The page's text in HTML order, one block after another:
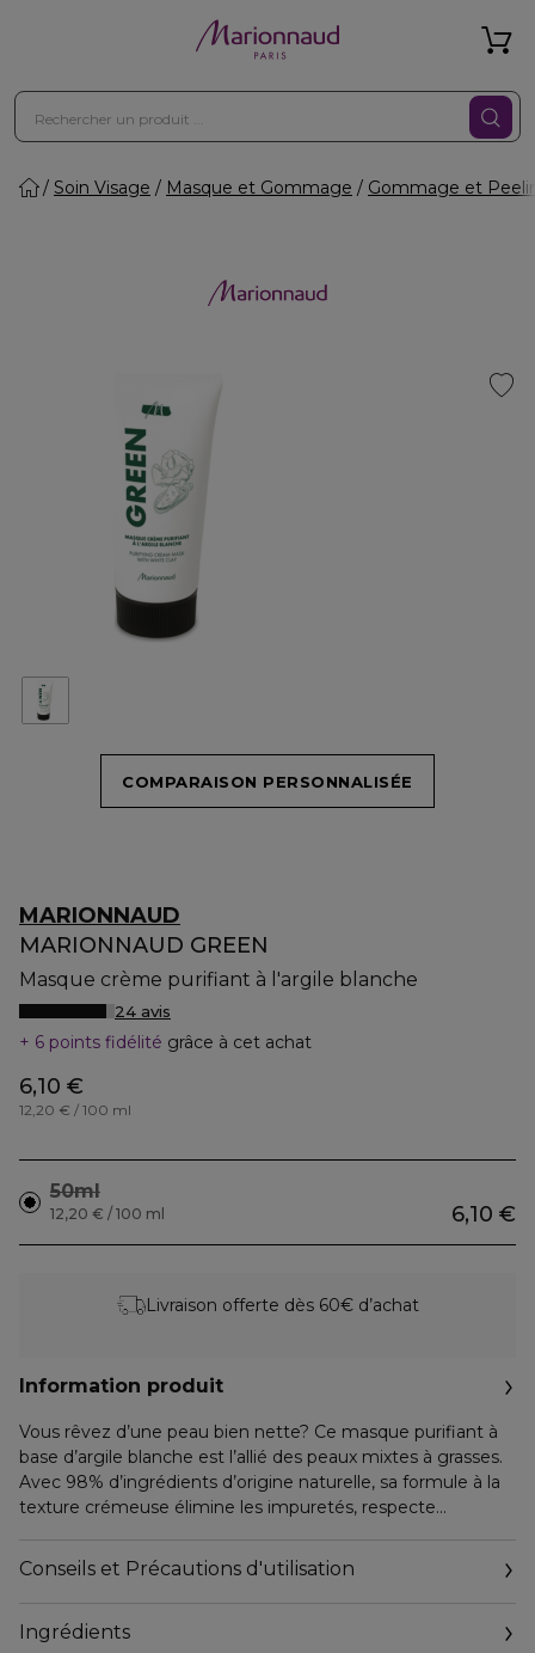
Soin Visage Masque et Gommage Gommage et
COMPARAISON PERSONNALISÉE
MARIONNAUD
MARIONNAUD GREEN
Masque crème purifiant à l'argile blanche
24 avis
6 points fidélité grâce à cet achat
6,10 €
12,20 € / 100 ml
50ml
6,10 €
12,20 € / 100 ml
Livraison offerte dès 60€ d’achat
Information produit
Vous rêvez d’une peau bien nette? Ce masque purifiant à
base d’argile blanche est l’allié des peaux mixtes à grasses.
Avec 98% d’ingrédients d’origine naturelle, sa formule à la
texture crémeuse élimine les impuretés, respecte
sébum pour une peau plus nette et matifiée.
Conseils et Précautions d'utilisation
Ingrédients